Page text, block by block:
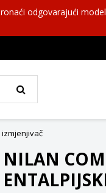
odgovarajući
izmjenjivač
NILAN